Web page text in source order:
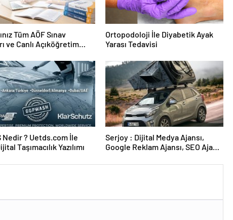
Tüm AÖF Sınav
ve Canlı Açıköğretim
Ortopodoloji İle Diyabetik Ayak
Yarası Tedavisi
Nedir ? Uetds.com İle
Taşımacılık Yazılımı
Serjoy : Dijital Medya Ajansı,
Google Reklam Ajansı, SEO Ajansı